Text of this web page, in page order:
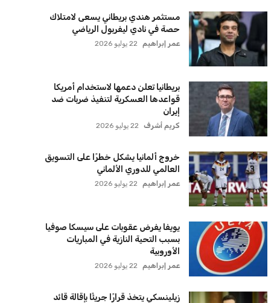
مستثمر هندي بريطاني يسعى لامتلاك
حصة في نادي ليفربول الرياضي
عمر إبراهيم 22 يوليو 2026
بريطانيا تعلن دعمها لاستخدام أمريكا
قواعدها العسكرية لتنفيذ ضربات ضد
إيران
كريم أشرف 22 يوليو 2026
خروج ألمانيا يشكل خطرًا على التسويق
العالمي للدوري الألماني
عمر إبراهيم 22 يوليو 2026
يويفا يفرض عقوبات على سيسكا صوفيا
بسبب التحية النازية في المباريات
الأوروبية
عمر إبراهيم 22 يوليو 2026
زيلينسكي يتخذ قرارًا جريئًا بإقالة قائد